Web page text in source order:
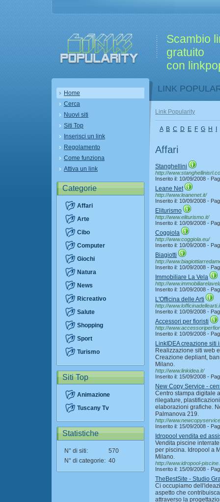
Scambio
gratuito
con
Home
Cerca
Nuovi siti
Siti Top
Inserisci un link
Regolamento
Come funziona
Attiva un link
Categorie
Affari
Arte
Cibo
Computer
Giochi
Natura
News
Ricreativo
Salute
Shopping
Sport
Turismo
Siti Top
Animazione
Tuscany Tv
Statistiche
N° di siti:
570
N° di categorie: 40
LINK
Link Popularity
A B C D E F G H
Affari
Stanghellini
http://
Inserito il: 10/09/2008 -
Leane Net
http://www.leanenet.it/
Inserito il: 10/09/2008 -
Eliturismo
http://www.eliturismo.it/
Inserito il: 10/09/2008 -
Coggiola
http://www.coggiola.eu/
Inserito il: 10/09/2008 -
Biagiotti
http://
Inserito il: 10/09/2008 -
Immobiliare La Vela
http://
Inserito il: 10/09/2008 -
L'Officina delle Arti
http://
Inserito il: 10/09/2008 -
Accessori per fioristi
http://
Inserito il: 10/09/2008 -
LinkIDEA creazione
Realizzazione siti web
Creazione depliant,
Milano.
http://www.linkidea.it/
Inserito il: 15/09/2008 -
New Copy Service -
Centro stampa digitale
rilegature,
elaborazioni grafiche.
Palmanova 219.
http://
Inserito il: 15/09/2008 -
Idropool vendita ed
Vendita piscine
per piscina. Idropool a
Milano.
http://www.idropool-
Inserito il: 15/09/2008 -
TheBestSite - Studio
Ci occupiamo
aspetto che
attraverso la